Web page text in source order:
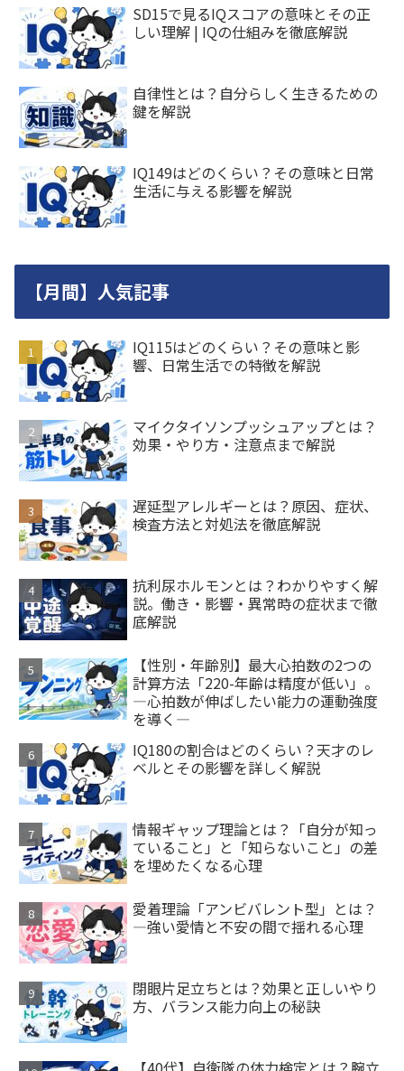
SD15で見るIQスコアの意味とその正
しい理解 | IQの仕組みを徹底解説
自律性とは？自分らしく生きるための
鍵を解説
IQ149はどのくらい？その意味と日常
生活に与える影響を解説
【月間】人気記事
IQ115はどのくらい？その意味と影
響、日常生活での特徴を解説
マイクタイソンプッシュアップとは？
効果・やり方・注意点まで解説
遅延型アレルギーとは？原因、症状、
検査方法と対処法を徹底解説
抗利尿ホルモンとは？わかりやすく解
説。働き・影響・異常時の症状まで徹
底解説
【性別・年齢別】最大心拍数の2つの
計算方法「220-年齢は精度が低い」。
―心拍数が伸ばしたい能力の運動強度
を導く―
IQ180の割合はどのくらい？天才のレ
ベルとその影響を詳しく解説
情報ギャップ理論とは？「自分が知っ
ていること」と「知らないこと」の差
を埋めたくなる心理
愛着理論「アンビバレント型」とは？
—強い愛情と不安の間で揺れる心理
閉眼片足立ちとは？効果と正しいやり
方、バランス能力向上の秘訣